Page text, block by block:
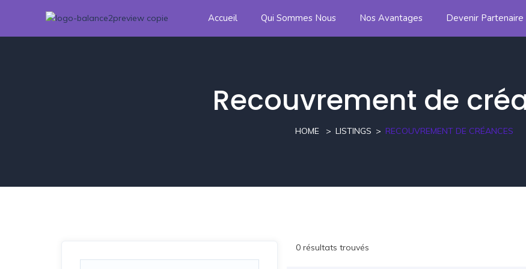
Accueil Qui Sommes Nous Nos Avantages Devenir Partenaire
Recouvrement de
HOME LISTINGS RECOUVREMENT DE CRÉANCES
0 résultats trouvés